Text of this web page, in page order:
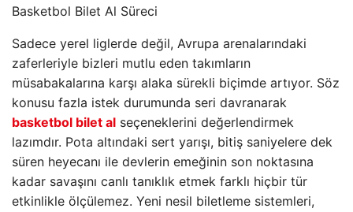
Basketbol Bilet Al Süreci
Sadece yerel liglerde değil, Avrupa arenalarındaki
zaferleriyle bizleri mutlu eden takımların
müsabakalarına karşı alaka sürekli biçimde artıyor. Söz
konusu fazla istek durumunda seri davranarak
basketbol bilet al seçeneklerini değerlendirmek
lazımdır. Pota altındaki sert yarışı, bitiş saniyelere dek
süren heyecanı ile devlerin emeğinin son noktasına
kadar savaşını canlı tanıklık etmek farklı hiçbir tür
etkinlikle ölçülemez. Yeni nesil biletleme sistemleri,